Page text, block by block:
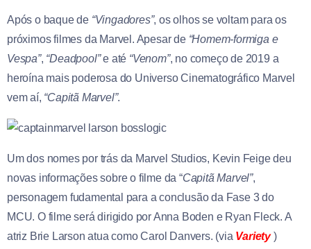
Após o baque de “Vingadores”, os olhos se voltam para os
próximos filmes da Marvel. Apesar de “Homem-formiga e
Vespa”, “Deadpool”e até “Venom”, no começo de 2019 a
heroína mais poderosa do Universo Cinematográfico Marvel
vem aí, “Capitã Marvel”.
Um dos nomes por trás da Marvel Studios, Kevin Feige deu
novas informações sobre o filme da “Capitã Marvel”,
personagem fudamental para a conclusão da Fase 3 do
MCU. O filme será dirigido por Anna Boden e Ryan Fleck. A
atriz Brie Larson atua como Carol Danvers. (via Variety)